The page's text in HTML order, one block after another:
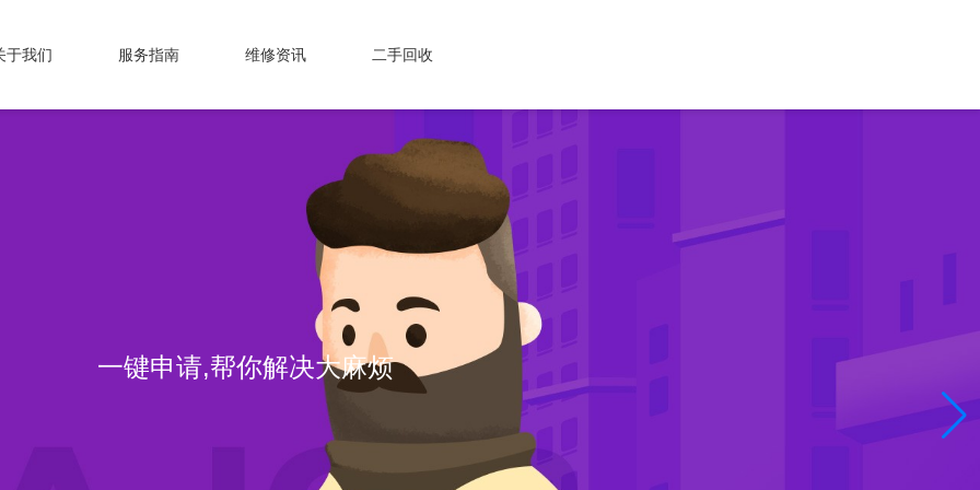
于我们 服务指南 维修资讯 二手回收
一键申请,帮你解决大麻烦